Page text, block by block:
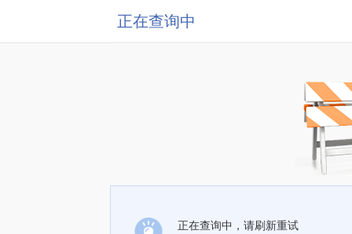
正在查询中
正在查询中，请刷新重试